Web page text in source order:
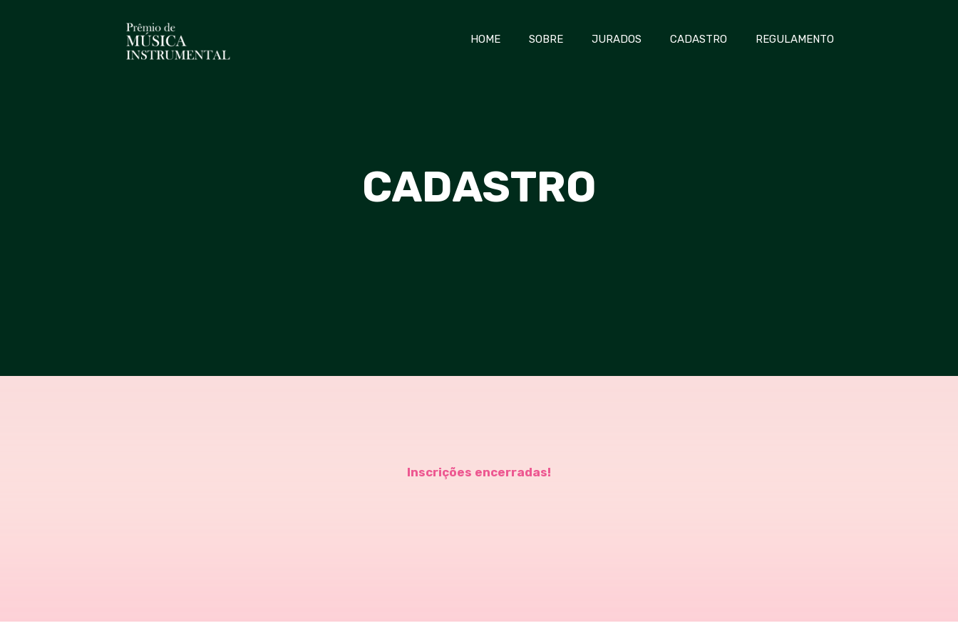
HOME SOBRE JURADOS CADASTRO REGULAMENTO
CADASTRO
Inscrições encerradas!